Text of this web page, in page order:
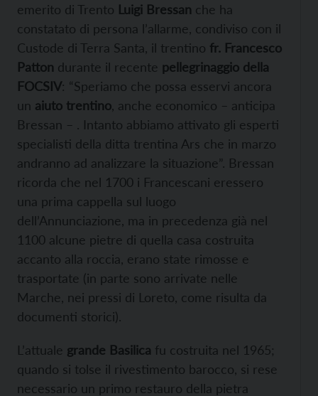
emerito di Trento Luigi Bressan che ha
constatato di persona l’allarme, condiviso con il
Custode di Terra Santa, il trentino fr. Francesco
Patton durante il recente pellegrinaggio della
FOCSIV: “Speriamo che possa esservi ancora
un aiuto trentino , anche economico – anticipa
Bressan – . Intanto abbiamo attivato gli esperti
specialisti della ditta trentina Ars che in marzo
andranno ad analizzare la situazione”. Bressan
ricorda che nel 1700 i Francescani eressero
una prima cappella sul luogo
dell’Annunciazione, ma in precedenza già nel
1100 alcune pietre di quella casa costruita
accanto alla roccia, erano state rimosse e
trasportate (in parte sono arrivate nelle
Marche, nei pressi di Loreto, come risulta da
documenti storici).
L’attuale grande Basilica fu costruita nel 1965;
quando si tolse il rivestimento barocco, si rese
necessario un primo restauro della pietra